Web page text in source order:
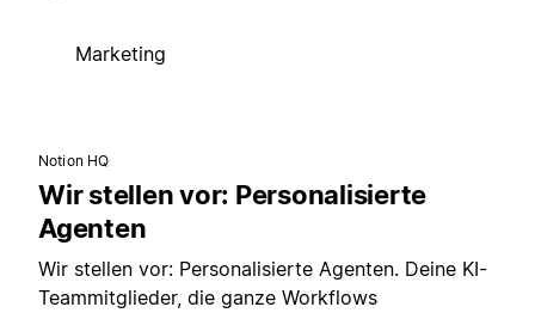
Marketing
Notion HQ
Wir stellen vor: Personalisierte
Agenten
Wir stellen vor: Personalisierte Agenten. Deine KI-
Teammitglieder, die ganze Workflows